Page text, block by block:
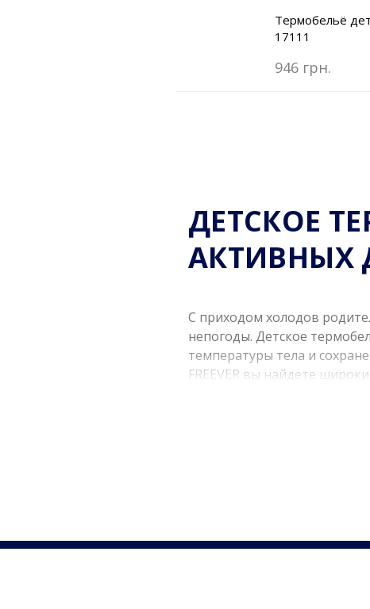
Термобельё
17111
946 грн.
ДЕТСКОЕ
АКТИВНЫХ
С приходом холодов
непогоды. Детское
температуры тела и
FREEVER вы найдете